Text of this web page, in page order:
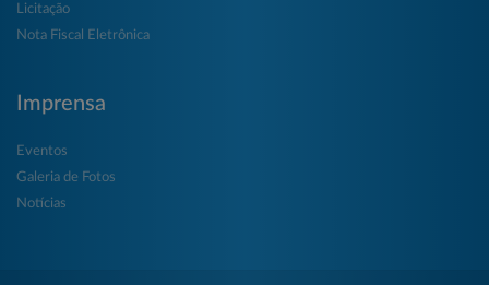
Licitação
Nota Fiscal Eletrônica
Imprensa
Eventos
Galeria de Fotos
Notícias